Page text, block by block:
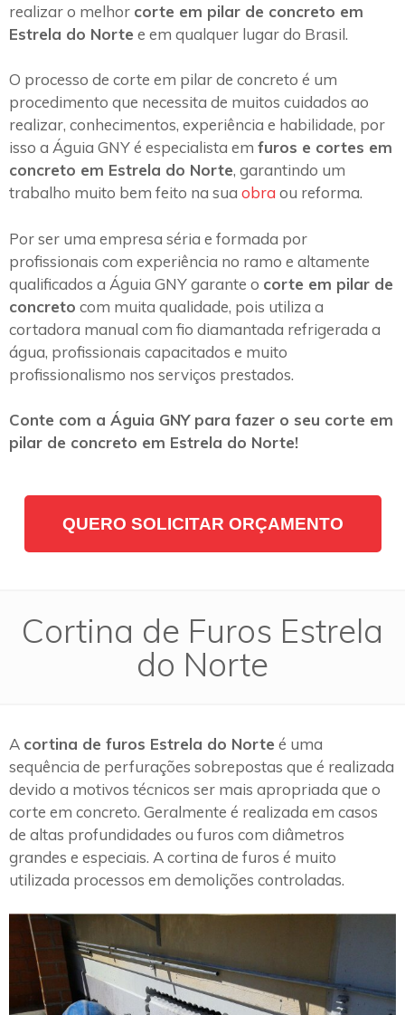
realizar o melhor corte em pilar de concreto em
Estrela do Norte e em qualquer lugar do Brasil.
O processo de corte em pilar de concreto é um
procedimento que necessita de muitos cuidados ao
realizar, conhecimentos, experiência e habilidade, por
isso a Águia GNY é especialista em furos e cortes em
concreto em Estrela do Norte, garantindo um
trabalho muito bem feito na sua obra ou reforma.
Por ser uma empresa séria e formada por
profissionais com experiência no ramo e altamente
qualificados a Águia GNY garante o corte em pilar de
concreto com muita qualidade, pois utiliza a
cortadora manual com fio diamantada refrigerada a
água, profissionais capacitados e muito
profissionalismo nos serviços prestados.
Conte com a Águia GNY para fazer o seu corte em
pilar de concreto em Estrela do Norte!
QUERO SOLICITAR ORÇAMENTO
Cortina de Furos Estrela
do Norte
A cortina de furos Estrela do Norte é uma
sequência de perfurações sobrepostas que é realizada
devido a motivos técnicos ser mais apropriada que o
corte em concreto. Geralmente é realizada em casos
de altas profundidades ou furos com diâmetros
grandes e especiais. A cortina de furos é muito
utilizada processos em demolições controladas.